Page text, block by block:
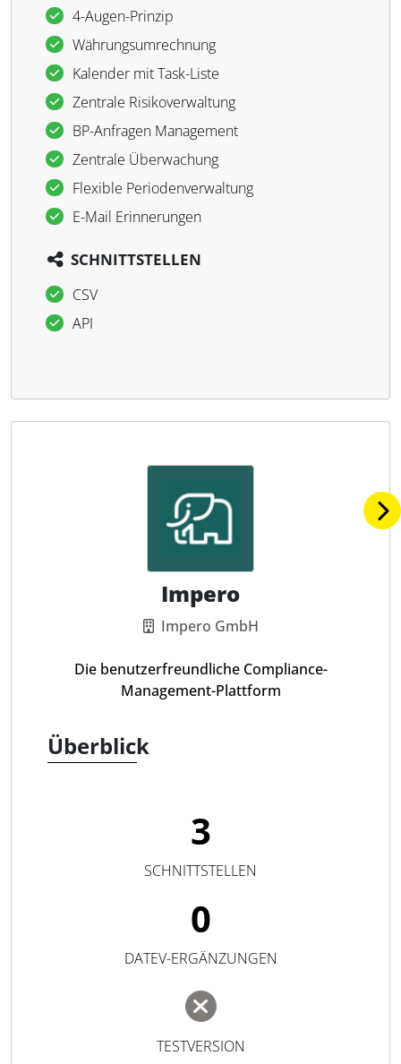
4-Augen-Prinzip
Währungsumrechnung
Kalender mit Task-Liste
Zentrale Risikoverwaltung
BP-Anfragen Management
Zentrale Überwachung
Flexible Periodenverwaltung
E-Mail Erinnerungen
SCHNITTSTELLEN
CSV
API
Impero
Impero GmbH
Die benutzerfreundliche Compliance-
Management-Plattform
Überblick
3
SCHNITTSTELLEN
0
DATEV-ERGÄNZUNGEN
TESTVERSION